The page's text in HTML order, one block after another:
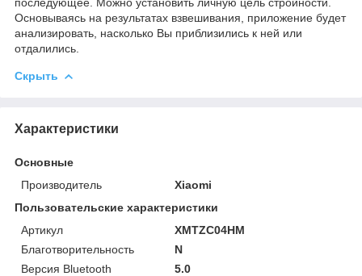
Основываясь на результатах взвешивания, приложение будет
анализировать, насколько Вы приблизились к ней или
отдалились.
Скрыть
Характеристики
Основные
Производитель
Xiaomi
Пользовательские характеристики
Артикул
XMTZC04HM
Благотворительность
N
Версия Bluetooth
5.0